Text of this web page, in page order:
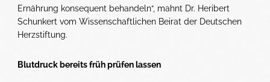
Ernährung konsequent behandeln“, mahnt Dr. Heribert
Schunkert vom Wissenschaftlichen Beirat der Deutschen
Herzstiftung.
Blutdruck bereits früh prüfen lassen